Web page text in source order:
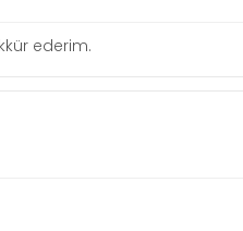
ederim.